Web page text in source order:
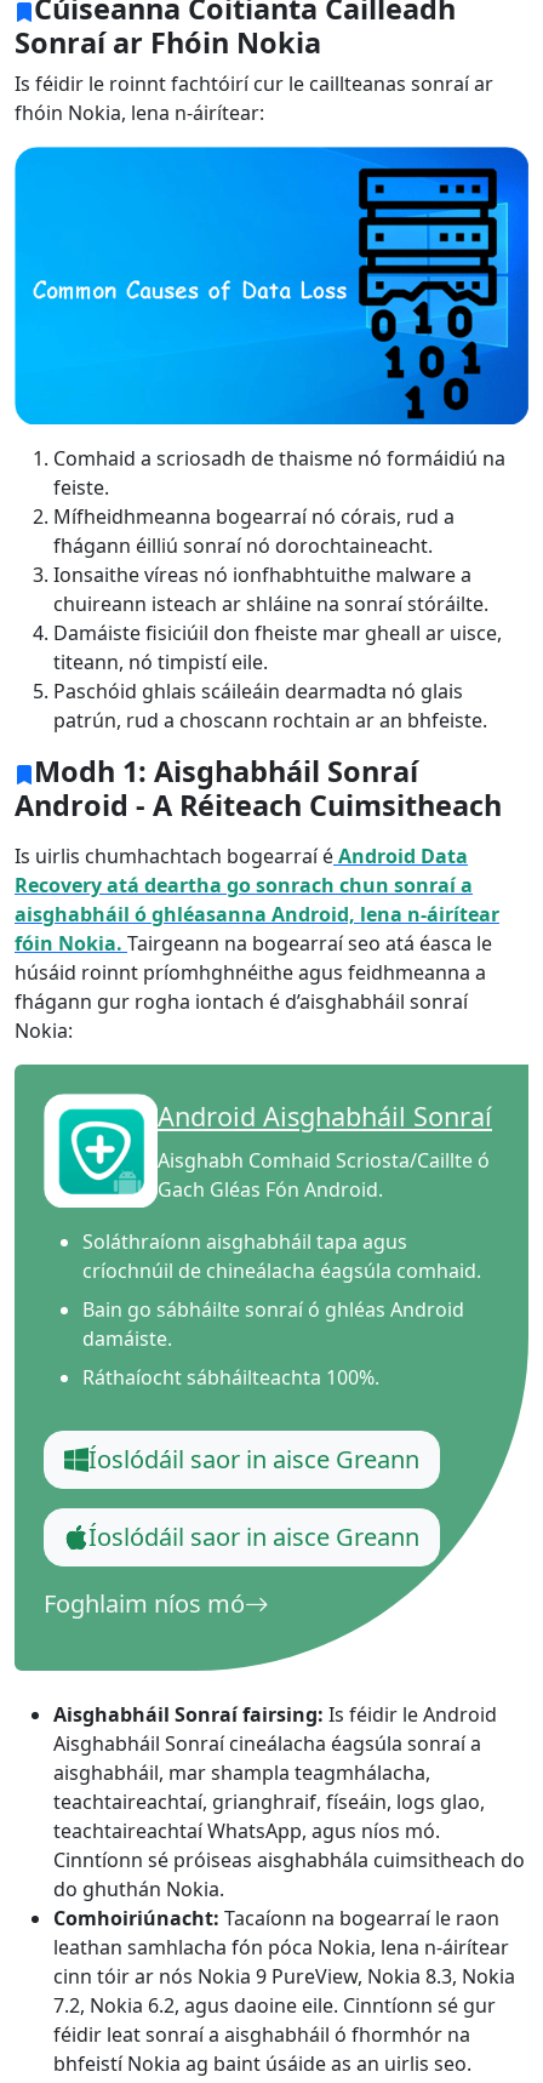
Cúiseanna Coitianta Cailleadh
Sonraí ar Fhóin Nokia
Is féidir le roinnt fachtóirí cur le caillteanas sonraí ar
fhóin Nokia, lena n-áirítear:
Comhaid a scriosadh de thaisme nó formáidiú na
feiste.
Mífheidhmeanna bogearraí nó córais, rud a
fhágann éilliú sonraí nó dorochtaineacht.
Ionsaithe víreas nó ionfhabhtuithe malware a
chuireann isteach ar shláine na sonraí stóráilte.
Damáiste fisiciúil don fheiste mar gheall ar uisce,
titeann, nó timpistí eile.
Paschóid ghlais scáileáin dearmadta nó glais
patrún, rud a choscann rochtain ar an bhfeiste.
Modh 1: Aisghabháil Sonraí
Android - A Réiteach Cuimsitheach
Is uirlis chumhachtach bogearraí éAndroid Data
Recovery atá deartha go sonrach chun sonraí a
aisghabháil ó ghléasanna Android, lena n-áirítear
fóin Nokia. Tairgeann na bogearraí seo atá éasca le
húsáid roinnt príomhghnéithe agus feidhmeanna a
fhágann gur rogha iontach é d’aisghabháil sonraí
Nokia:
Android Aisghabháil Sonraí
Aisghabh Comhaid Scriosta/Caillte ó
Gach Gléas Fón Android.
Soláthraíonn aisghabháil tapa agus
críochnúil de chineálacha éagsúla comhaid.
Bain go sábháilte sonraí ó ghléas Android
damáiste.
Ráthaíocht sábháilteachta 100%.
Íoslódáil saor in aisce Greann
Íoslódáil saor in aisce Greann
Foghlaim níos mó
Aisghabháil Sonraí fairsing: Is féidir le Android
Aisghabháil Sonraí cineálacha éagsúla sonraí a
aisghabháil, mar shampla teagmhálacha,
teachtaireachtaí, grianghraif, físeáin, logs glao,
teachtaireachtaí WhatsApp, agus níos mó.
Cinntíonn sé próiseas aisghabhála cuimsitheach do
do ghuthán Nokia.
Comhoiriúnacht: Tacaíonn na bogearraí le raon
leathan samhlacha fón póca Nokia, lena n-áirítear
cinn tóir ar nós Nokia 9 PureView, Nokia 8.3, Nokia
7.2, Nokia 6.2, agus daoine eile. Cinntíonn sé gur
féidir leat sonraí a aisghabháil ó fhormhór na
bhfeistí Nokia ag baint úsáide as an uirlis seo.